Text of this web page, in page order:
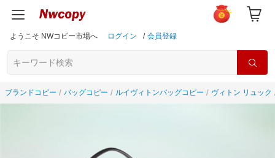
ようこそ NWコピー市場へ ログイン / 会員登録
ブランドコピー バッグコピー ルイヴィトンバッグコピー ヴィトン リュック